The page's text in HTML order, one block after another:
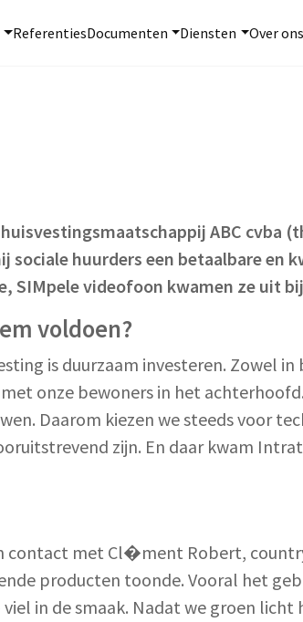
ReferentiesDocumenten Diensten Over ons
ABC cvba
huurders een betaalbare en
SIMpele videofoon kwamen ze uit
voldoen?
is duurzaam investeren. Zowel
onze bewoners in het
Daarom kiezen we steeds voor
zijn. En daar kwam
met Cl�ment Robert,
producten toonde. Vooral het
in de smaak. Nadat we groen licht